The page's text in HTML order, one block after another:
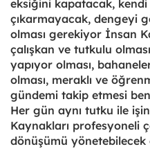
eksiğini kapatacak, kendi
çıkarmayacak, dengeyi
olması gerekiyor İnsan
çalışkan ve tutkulu
yapıyor olması,
olması, meraklı ve
gündemi takip etmesi
Her gün aynı tutku ile
Kaynakları profesyoneli
dönüşümü yönetebilecek